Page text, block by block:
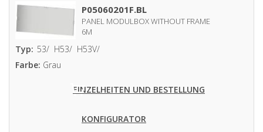
P05060201F.BL
PANEL MODULBOX WITHOUT FRAME
6M
Typ: 53/ H53/ H53V/
Farbe: Grau
EINZELHEITEN UND BESTELLUNG
KONFIGURATOR